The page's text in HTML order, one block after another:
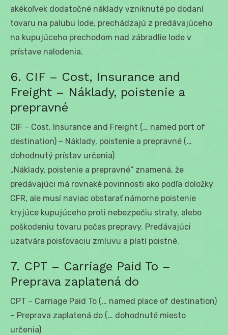
akékoľvek dodatočné náklady vzniknuté po dodaní
tovaru na palubu lode, prechádzajú z predávajúceho
na kupujúceho prechodom nad zábradlie lode v
prístave nalodenia.
6. CIF – Cost, Insurance and
Freight – Náklady, poistenie a
prepravné
CIF – Cost, Insurance and Freight (… named port of
destination) – Náklady, poistenie a prepravné (…
dohodnutý prístav určenia)
„Náklady, poistenie a prepravné“ znamená, že
predávajúci má rovnaké povinnosti ako podľa doložky
CFR, ale musí naviac obstarať námorne poistenie
kryjúce kupujúceho proti nebezpečiu straty, alebo
poškodeniu tovaru počas prepravy. Predávajúci
uzatvára poisťovaciu zmluvu a platí poistné.
7. CPT – Carriage Paid To –
Preprava zaplatená do
CPT – Carriage Paid To (… named place of destination)
– Preprava zaplatená do (… dohodnuté miesto
určenia)